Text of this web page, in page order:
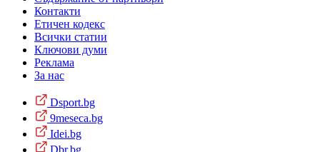
Контакти
Етичен кодекс
Всички статии
Ключови думи
Реклама
За нас
Dsport.bg
9meseca.bg
Idei.bg